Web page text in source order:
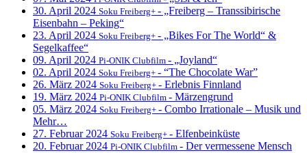
30. April 2024 Soku Freiberg+ - „Freiberg – Transsibirische
Eisenbahn – Peking“
23. April 2024 Soku Freiberg+ - „Bikes For The World“ &
Segelkaffee“
09. April 2024 Pi-ONIK Clubfilm - „Joyland“
02. April 2024 Soku Freiberg+ - “The Chocolate War”
26. März 2024 Soku Freiberg+ - Erlebnis Finnland
19. März 2024 Pi-ONIK Clubfilm - Märzengrund
05. März 2024 Soku Freiberg+ - Combo Irrationale – Musik und
Mehr…
27. Februar 2024 Soku Freiberg+ - Elfenbeinküste
20. Februar 2024 Pi-ONIK Clubfilm - Der vermessene Mensch